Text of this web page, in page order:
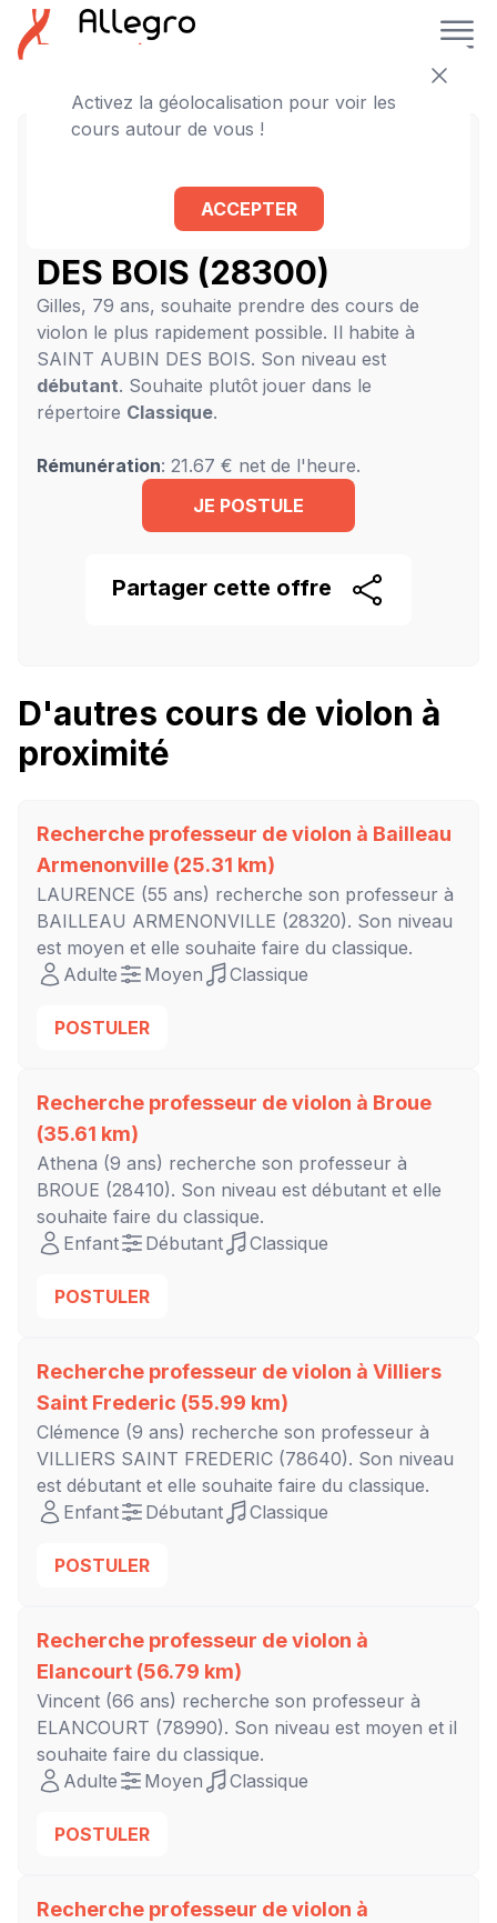
Activez la géolocalisation pour voir les
cours autour de vous !
ACCEPTER
professeur de violon à
domicile à SAINT AUBIN
DES BOIS (28300)
Gilles, 79 ans, souhaite prendre des cours de
violon le plus rapidement possible. Il habite à
SAINT AUBIN DES BOIS. Son niveau est
débutant. Souhaite plutôt jouer dans le
répertoire Classique.
Rémunération: 21.67 € net de l'heure.
JE POSTULE
Partager cette offre
D'autres cours de violon à
proximité
Recherche professeur de violon à Bailleau
Armenonville (25.31 km)
LAURENCE (55 ans) recherche son professeur à
BAILLEAU ARMENONVILLE (28320). Son niveau
est moyen et elle souhaite faire du classique.
Adulte
Moyen Classique
POSTULER
Recherche professeur de violon à Broue
(35.61 km)
Athena (9 ans) recherche son professeur à
BROUE (28410). Son niveau est débutant et elle
souhaite faire du classique.
Enfant
Débutant Classique
POSTULER
Recherche professeur de violon à Villiers
Saint Frederic (55.99 km)
Clémence (9 ans) recherche son professeur à
VILLIERS SAINT FREDERIC (78640). Son niveau
est débutant et elle souhaite faire du classique.
Enfant
Débutant Classique
POSTULER
Recherche professeur de violon à
Elancourt (56.79 km)
Vincent (66 ans) recherche son professeur à
ELANCOURT (78990). Son niveau est moyen et il
souhaite faire du classique.
Adulte
Moyen Classique
POSTULER
Recherche professeur de violon à